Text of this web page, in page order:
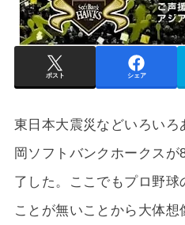
ポスト シェア
東日本大震災などいろいろ
岡ソフトバンクホークス
了した。ここでもプロ野球
ことが無いことから大体